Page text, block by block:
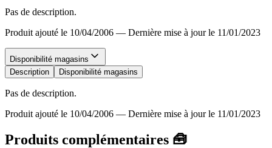
Pas de description.
Produit ajouté le 10/04/2006 — Dernière mise à jour le 11/01/2023
Disponibilité magasins
Description
Disponibilité magasins
Pas de description.
Produit ajouté le 10/04/2006 — Dernière mise à jour le 11/01/2023
Produits complémentaires 🧰